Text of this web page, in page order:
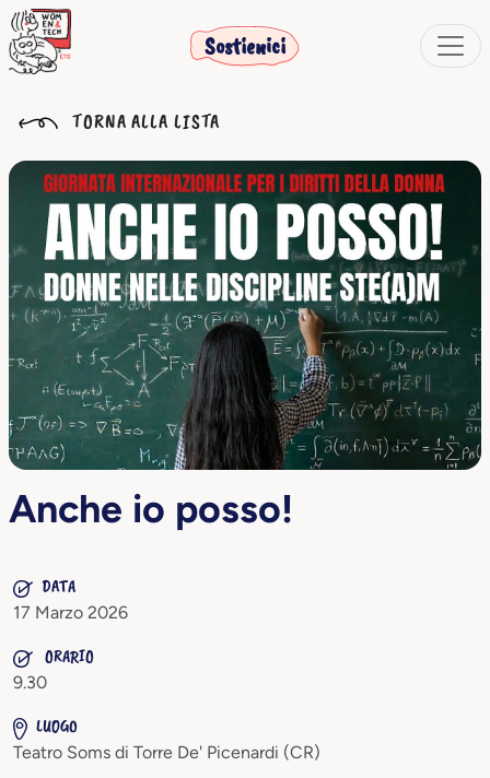
Sostienici
TORNA ALLA LISTA
Anche io posso!
DATA
17 Marzo 2026
ORARIO
9.30
LUOGO
Teatro Soms di Torre De' Picenardi (CR)